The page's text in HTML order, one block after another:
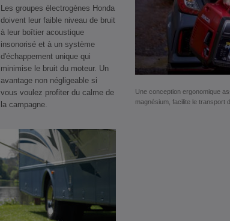
Les groupes électrogènes Honda
doivent leur faible niveau de bruit
à leur boîtier acoustique
insonorisé et à un système
d'échappement unique qui
minimise le bruit du moteur. Un
avantage non négligeable si
vous voulez profiter du calme de
la campagne.
Une conception ergonomique
magnésium, facilite le transport